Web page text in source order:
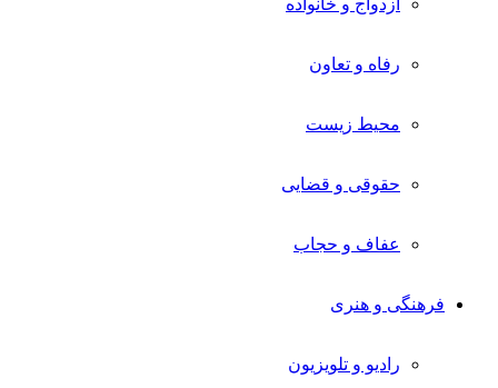
ازدواج و خانواده
رفاه و تعاون
محیط زیست
حقوقی و قضایی
عفاف و حجاب
فرهنگی و هنری
رادیو و تلویزیون